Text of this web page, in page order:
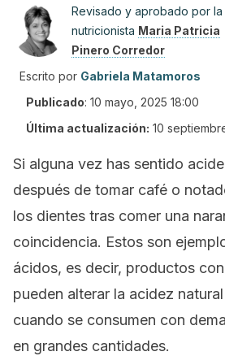
Revisado y aprobado por la
nutricionista Maria Patricia
Pinero Corredor
Escrito por Gabriela Matamoros
Publicado: 10 mayo, 2025 18:00
Última actualización: 10
Si alguna vez has sentido
después de tomar café o
los dientes tras comer una
coincidencia. Estos son
ácidos, es decir, productos
pueden alterar la acidez
cuando se consumen con
en grandes cantidades.